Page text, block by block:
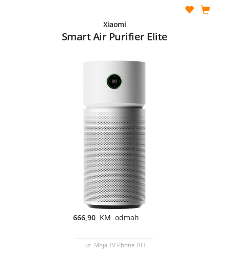
Xiaomi
Smart Air Purifier Elite
666,90 KM odmah
uz Moja TV Phone BH